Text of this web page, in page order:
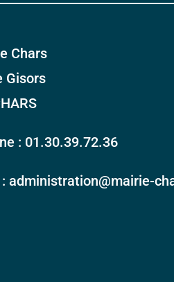
Chars
Gisors
: 01.30.39.72.36
administration@mairie-